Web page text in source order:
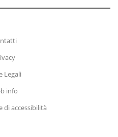
Legali
info
di accessibilità